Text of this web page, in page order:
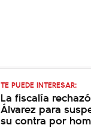
TE PUEDE INTERESAR:
La fiscalía
Álvarez para
su contra por